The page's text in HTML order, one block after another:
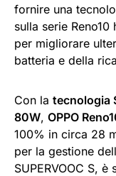
fornire una
sulla serie
per migliorare
batteria e della
Con la tecnologia
80W, OPPO
100% in circa 28
per la gestione
SUPERVOOC S,